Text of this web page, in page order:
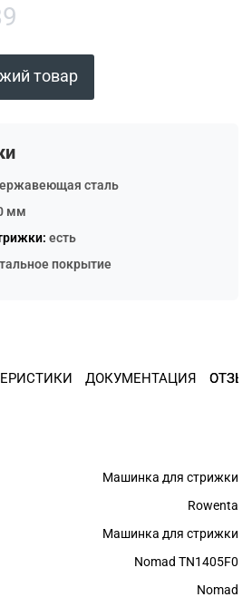
товар
сталь
мм
есть
покрытие
ДОКУМЕНТАЦИЯ
Машинка для стрижки
Rowenta
Машинка для стрижки
Nomad TN1405F0
Nomad
25
раз в 2 недели
вопросы?
800 302-02-51
plait.ru